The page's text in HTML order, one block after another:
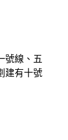
線、五
建有十號